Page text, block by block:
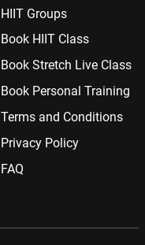
HIIT Groups
Book HIIT Class
Book Stretch Live Class
Book Personal Training
Terms and Conditions
Privacy Policy
FAQ